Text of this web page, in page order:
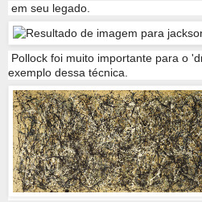
em seu legado.
Pollock foi muito importante para o
exemplo dessa técnica.